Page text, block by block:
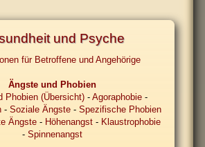
und Psyche
für Betroffene und Angehörige
Ängste und Phobien
Phobien (Übersicht) -Agoraphobie -
- Soziale Ängste- Spezifische Phobien
Ängste- Höhenangst- Klaustrophobie
-Spinnenangst